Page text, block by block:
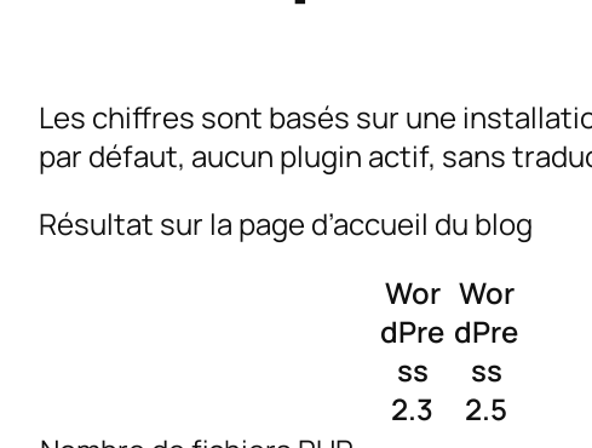
Les chiffres sont basés sur une
par défaut, aucun plugin actif, sans
Résultat sur la page d’accueil du blog
Wor
dPre
ss
2.3
Wor
dPre
ss
2.5